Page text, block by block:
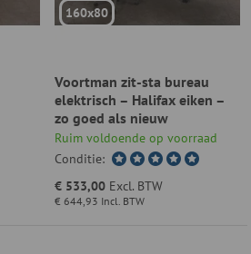
160x80
Voortman zit-sta bureau
elektrisch – Halifax eiken –
zo goed als nieuw
Ruim voldoende op voorraad
Conditie:
€ 644,93 Incl. BTW
€ 533,00 Excl. BTW